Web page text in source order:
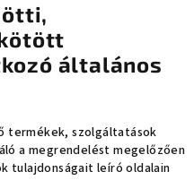
általános
termékek, szolgáltatások
a megrendelést megelőzően
tulajdonságait leíró oldalain